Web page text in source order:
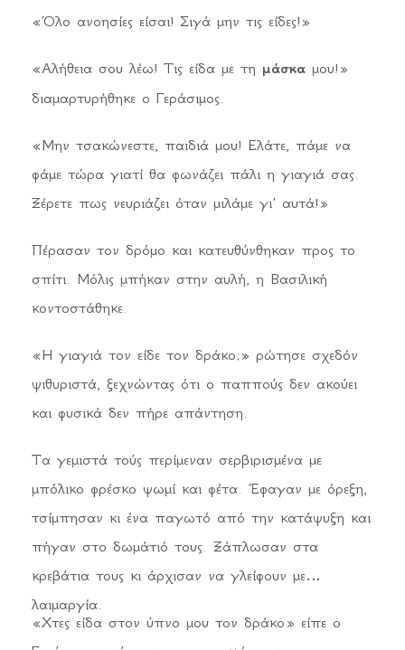
«Όλο ανοησίες είσαι! Σιγά μην τις είδες!»
«Αλήθεια σου λέω! Τις είδα με τη μάσκα μου!»
διαμαρτυρήθηκε ο Γεράσιμος.
«Μην τσακώνεστε, παιδιά μου! Ελάτε, πάμε να
φάμε τώρα γιατί θα φωνάζει πάλι η γιαγιά σας.
Ξέρετε πως νευριάζει όταν μιλάμε γι’ αυτά!»
Πέρασαν τον δρόμο και κατευθύνθηκαν προς το
σπίτι. Μόλις μπήκαν στην αυλή, η Βασιλική
κοντοστάθηκε.
«Η γιαγιά τον είδε τον δράκο;» ρώτησε σχεδόν
ψιθυριστά, ξεχνώντας ότι ο παππούς δεν ακούει
και φυσικά δεν πήρε απάντηση.
Τα γεμιστά τούς περίμεναν σερβιρισμένα με
μπόλικο φρέσκο ψωμί και φέτα. Έφαγαν με όρεξη,
τσίμπησαν κι ένα παγωτό από την κατάψυξη και
πήγαν στο δωμάτιό τους. Ξάπλωσαν στα
κρεβάτια τους κι άρχισαν να γλείφουν με
λαιμαργία.
«Χτες είδα στον ύπνο μου τον δράκο» είπε ο